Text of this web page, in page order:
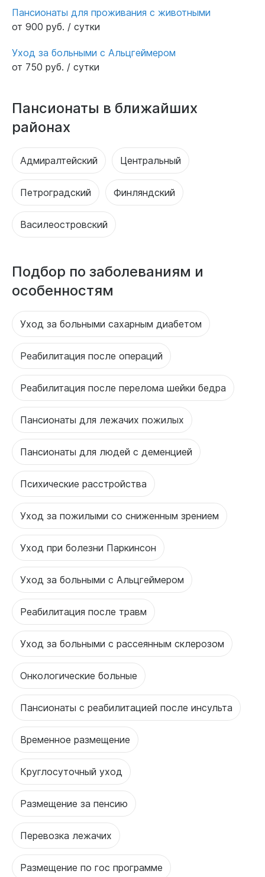
Пансионаты для проживания с животными
от 900 руб. / сутки
Уход за больными с Альцгеймером
от 750 руб. / сутки
Пансионаты в ближайших
районах
Адмиралтейский Центральный
Петроградский Финляндский
Василеостровский
Подбор по заболеваниям и
особенностям
Уход за больными сахарным диабетом
Реабилитация после операций
Реабилитация после перелома шейки бедра
Пансионаты для лежачих пожилых
Пансионаты для людей с деменцией
Психические расстройства
Уход за пожилыми со сниженным зрением
Уход при болезни Паркинсон
Уход за больными с Альцгеймером
Реабилитация после травм
Уход за больными с рассеянным склерозом
Онкологические больные
Пансионаты с реабилитацией после инсульта
Временное размещение
Круглосуточный уход
Размещение за пенсию
Перевозка лежачих
Размещение по гос программе